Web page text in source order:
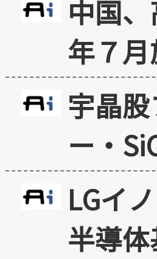
中国
年７
宇晶
ー・
LGイ
半導